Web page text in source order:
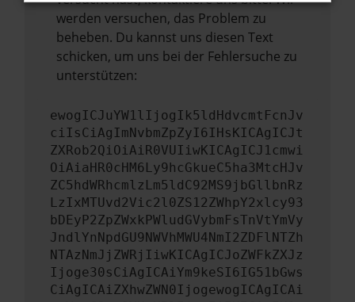
werden versuchen, das Problem zu
beheben. Du kannst uns diesen Text
schicken, um uns bei der Fehlersuche zu
unterstützen:
ewogICJuYW1lIjogIk5ldHdvcmtFcnJv
ciIsCiAgImNvbmZpZyI6IHsKICAgICJt
ZXRob2QiOiAiR0VUIiwKICAgICJ1cmwi
OiAiaHR0cHM6Ly9hcGkueC5ha3MtcHJv
ZC5hdWRhcmlzLm5ldC92MS9jbGllbnRz
LzIxMTUvd2Vic2l0ZS12ZWhpY2xlcy93
bDEyP2ZpZWxkPWludGVybmFsTnVtYmVy
JndlYnNpdGU9NWVhMWU4NmI2ZDFlNTZh
NTAzNmJjZWRjIiwKICAgICJoZWFkZXJz
Ijoge30sCiAgICAiYm9keSI6IG51bGws
CiAgICAiZXhwZWN0IjogewogICAgICAi